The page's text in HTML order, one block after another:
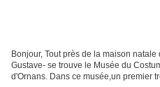
Bonjour, Tout près de la maison
Gustave- se trouve le Musée du
d'Ornans. Dans ce musée,un premier